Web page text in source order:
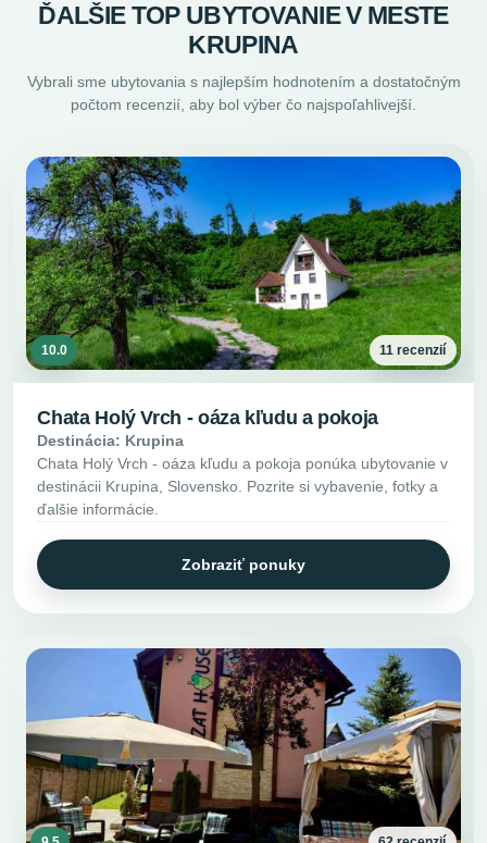
ĎALŠIE TOP UBYTOVANIE V MESTE
KRUPINA
Vybrali sme ubytovania s najlepším hodnotením a dostatočným
počtom recenzií, aby bol výber čo najspoľahlivejší.
10.0 11 recenzií
Chata Holý Vrch - oáza kľudu a pokoja
Destinácia: Krupina
Chata Holý Vrch - oáza kľudu a pokoja ponúka ubytovanie v
destinácii Krupina, Slovensko. Pozrite si vybavenie, fotky a
ďalšie informácie.
Zobraziť ponuky